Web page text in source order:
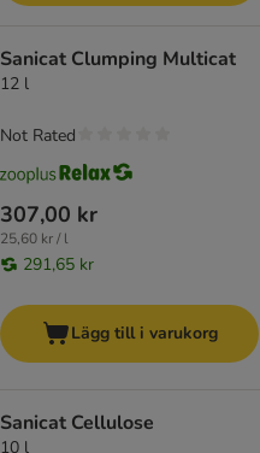
Sanicat Clumping Multicat
12 l
307,00 kr
25,60 kr / l
291,65 kr
Not Rated
Lägg till i varukorg
Sanicat Cellulose
10 l